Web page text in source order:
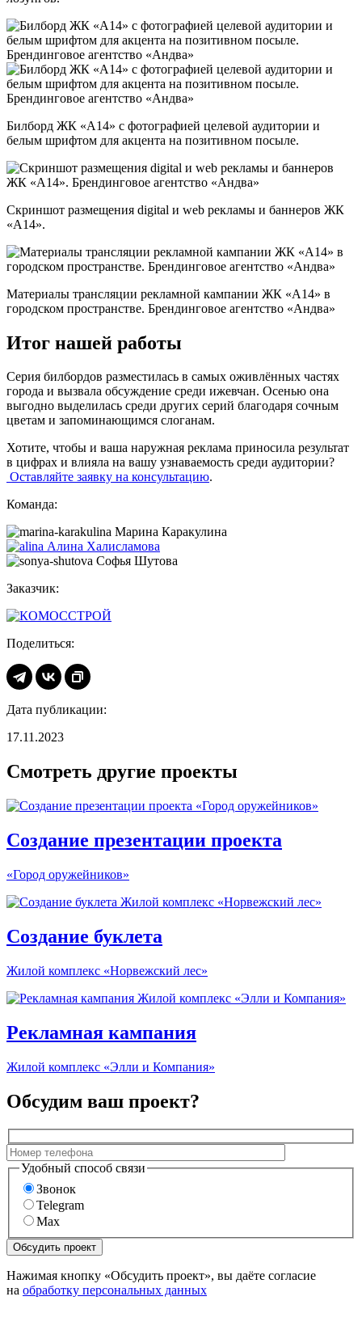
Билборд ЖК «А14» с фотографией целевой аудитории и
белым шрифтом для акцента на позитивном посыле.
Скриншот размещения digital и web рекламы и баннеров ЖК
«А14».
Материалы трансляции рекламной кампании ЖК «А14» в
городском пространстве. Брендинговое агентство «Андва»
Итог нашей работы
Серия билбордов разместилась в самых оживлённых частях
города и вызвала обсуждение среди ижевчан. Осенью она
выгодно выделилась среди других серий благодаря сочным
цветам и запоминающимся слоганам.
Хотите, чтобы и ваша наружная реклама приносила результат
в цифрах и влияла на вашу узнаваемость среди аудитории?
Оставляйте заявку на консультацию.
Команда:
Марина Каракулина
Алина Халисламова
Софья Шутова
Заказчик:
Поделиться:
Дата публикации:
17.11.2023
Смотреть другие проекты
Создание презентации проекта
«Город оружейников»
Создание буклета
Жилой комплекс «Норвежский лес»
Рекламная кампания
Жилой комплекс «Элли и Компания»
Обсудим ваш проект?
Удобный способ связи
Звонок
Telegram
Max
Нажимая кнопку «Обсудить проект», вы даёте согласие
на обработку персональных данных